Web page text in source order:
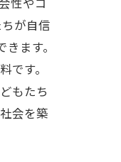
性やコ
が自信
ます。
す。
もたち
会を築